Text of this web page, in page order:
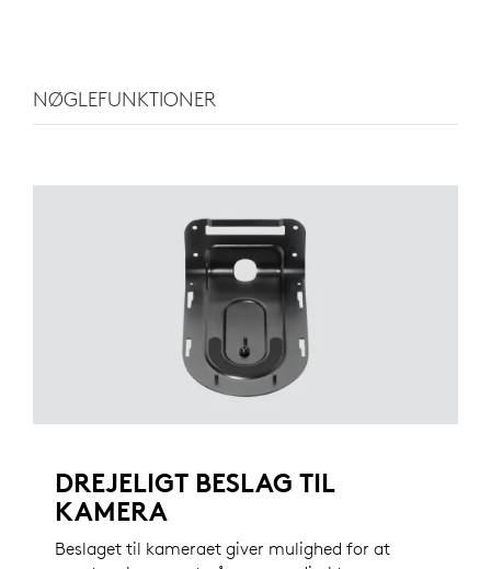
NØGLEFUNKTIONER
DREJELIGT BESLAG TIL
KAMERA
Beslaget til kameraet giver mulighed for at